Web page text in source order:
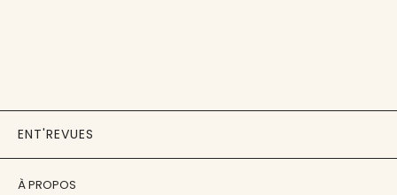
ENT'REVUES
À PROPOS